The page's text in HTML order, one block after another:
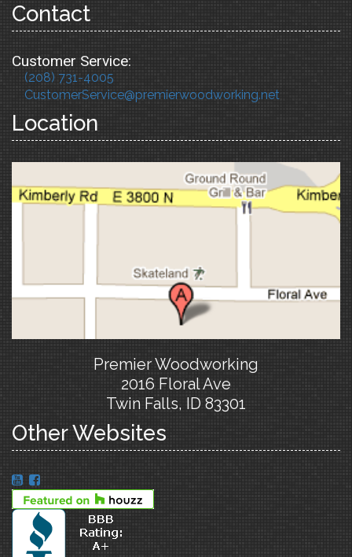
Contact
Customer Service:
(208) 731-4005
CustomerService@premierwoodworking.net
Location
Premier Woodworking
2016 Floral Ave
Twin Falls, ID 83301
Other Websites